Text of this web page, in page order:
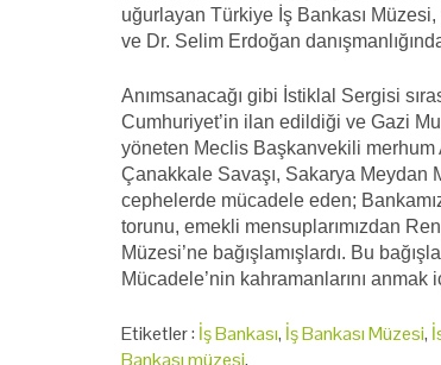
uğurlayan Türkiye İş Bankası
ve Dr. Selim Erdoğan
Anımsanacağı gibi İstiklal Sergisi
Cumhuriyet’in ilan edildiği ve Gazi
yöneten Meclis Başkanvekili merhum
Çanakkale Savaşı, Sakarya Meydan
cephelerde mücadele eden;
torunu, emekli mensuplarımızdan
Müzesi’ne bağışlamışlardı. Bu
Mücadele’nin kahramanlarını anmak
Etiketler : İş Bankası, İş Bankası Müzesi,
Bankası müzesi,